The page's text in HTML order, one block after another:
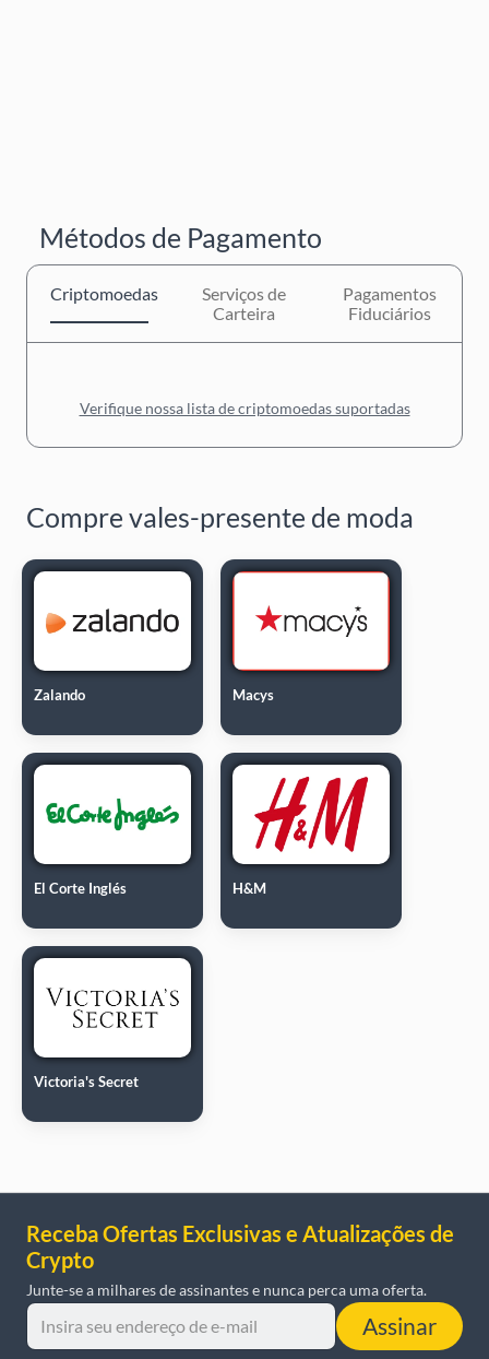
Métodos de Pagamento
Criptomoedas
Serviços de
Carteira
Pagamentos
Fiduciários
Verifique nossa lista de criptomoedas suportadas
Compre vales-presente de moda
Zalando Macys
El Corte Inglés H&M
Victoria's Secret
Receba Ofertas Exclusivas e Atualizações de
Crypto
Junte-se a milhares de assinantes e nunca perca uma oferta.
Assinar